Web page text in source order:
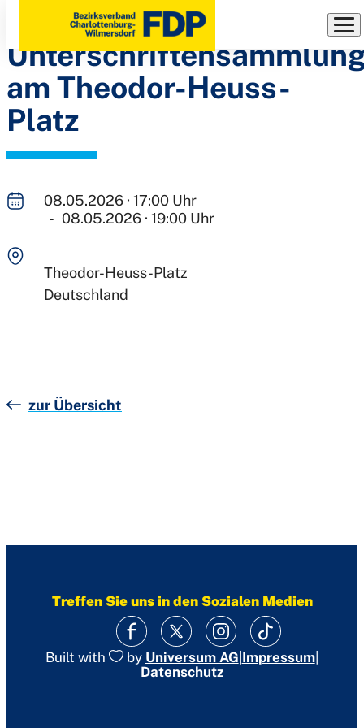
Inhalt
Infostand und
am Theodor-Heuss-
Platz
08.05.2026 · 17:00 Uhr
- 08.05.2026 · 19:00 Uhr
Theodor-Heuss-Platz
Deutschland
zur Übersicht
Treffen Sie uns in den Sozialen Medien
Built with by Universum AG Impressum|
Datenschutz